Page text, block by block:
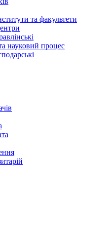
та факультети
науковий процес